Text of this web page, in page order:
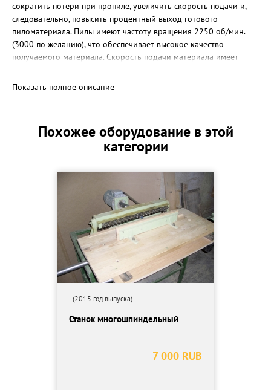
сократить потери при пропиле, увеличить скорость подачи и,
следовательно, повысить процентный выход готового
пиломатериала. Пилы имеют частоту вращения 2250 об/мин.
(3000 по желанию), что обеспечивает высокое качество
получаемого материала. Скорость подачи материала имеет
регулировку. В зависимости от нагрузки на пилы, по показаниям
амперметра, устанавливается оптимальная скорость подачи. Это
оптимальном режиме. В результате, срок службы пил
увеличивается, а затраты на их обслуживание сокращаются.
бревнопильным станком, образуя единую производственную
линию, или самостоятельно – в качестве станка второго ряда.
Простая и надежная конструкция станков СМК(ДК) позволяет
работать на них долгое время, при неизменно высоком
качестве получаемой продукции.
Показать полное описание
Похожее оборудование в этой
категории
(2015 год выпуска)
Станок многошпиндельный
7 000 RUB